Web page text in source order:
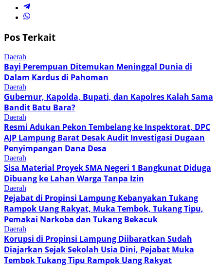
Pos Terkait
Daerah
Bayi Perempuan Ditemukan Meninggal Dunia di
Dalam Kardus di Pahoman
Daerah
Gubernur, Kapolda, Bupati, dan Kapolres Kalah Sama
Bandit Batu Bara?
Daerah
Resmi Adukan Pekon Tembelang ke Inspektorat, DPC
AJP Lampung Barat Desak Audit Investigasi Dugaan
Penyimpangan Dana Desa
Daerah
Sisa Material Proyek SMA Negeri 1 Bangkunat Diduga
Dibuang ke Lahan Warga Tanpa Izin
Daerah
Pejabat di Propinsi Lampung Kebanyakan Tukang
Rampok Uang Rakyat, Muka Tembok, Tukang Tipu,
Pemakai Narkoba dan Tukang Bekacuk
Daerah
Korupsi di Propinsi Lampung Diibaratkan Sudah
Diajarkan Sejak Sekolah Usia Dini, Pejabat Muka
Tembok Tukang Tipu Rampok Uang Rakyat